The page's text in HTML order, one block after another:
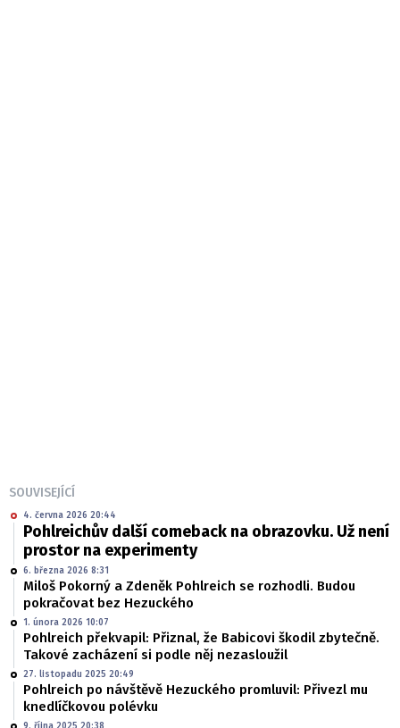
SOUVISEJÍCÍ
4. června 2026 20:44
Pohlreichův další comeback na obrazovku. Už není
prostor na experimenty
6. března 2026 8:31
Miloš Pokorný a Zdeněk Pohlreich se rozhodli. Budou
pokračovat bez Hezuckého
1. února 2026 10:07
Pohlreich překvapil: Přiznal, že Babicovi škodil zbytečně.
Takové zacházení si podle něj nezasloužil
27. listopadu 2025 20:49
Pohlreich po návštěvě Hezuckého promluvil: Přivezl mu
knedlíčkovou polévku